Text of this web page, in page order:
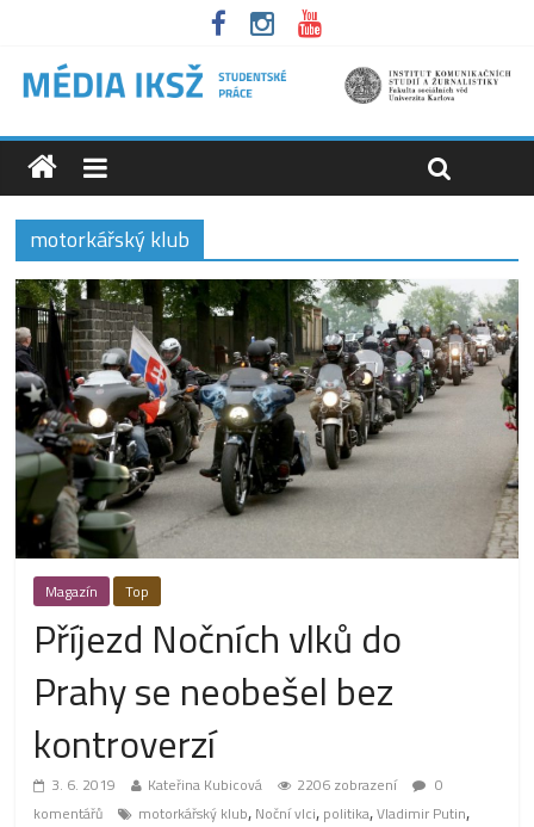
motorkářský klub
Magazín Top
Příjezd Nočních vlků do
Prahy se neobešel bez
kontroverzí
3. 6. 2019 Kateřina Kubicová 2206 zobrazení
0
komentářů
motorkářský klub, Noční vlci, politika,Vladimir Putin,